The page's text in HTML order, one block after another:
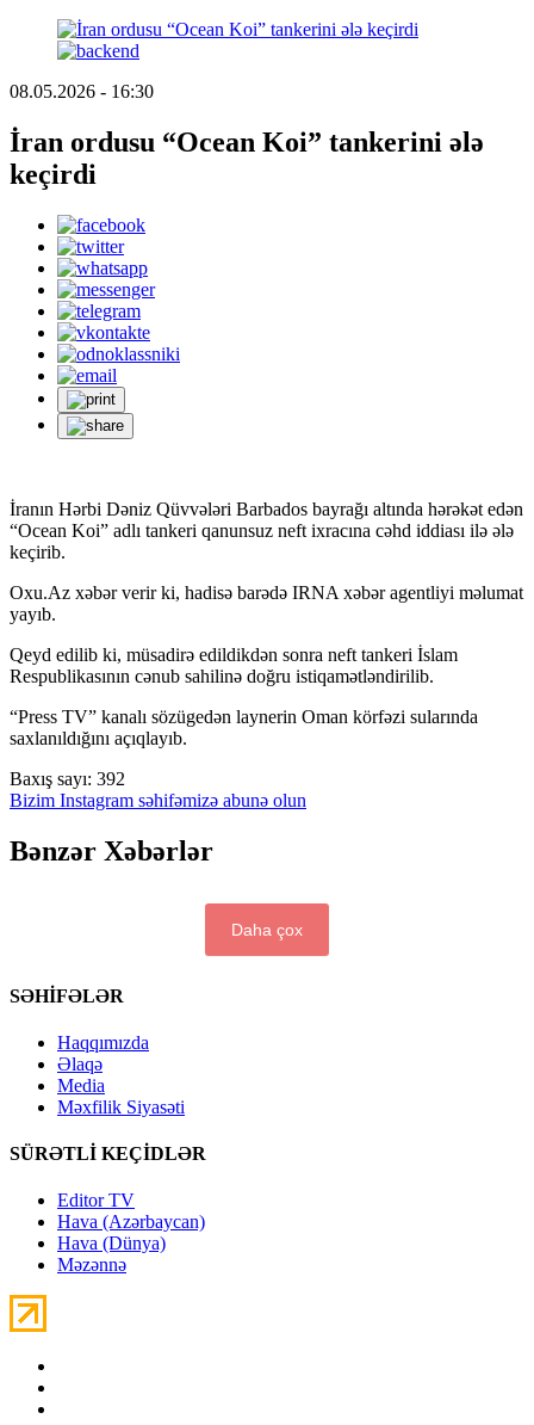
08.05.2026 - 16:30
İran ordusu “Ocean Koi” tankerini ələ
keçirdi
İranın Hərbi Dəniz Qüvvələri Barbados bayrağı altında hərəkət edən
“Ocean Koi” adlı tankeri qanunsuz neft ixracına cəhd iddiası ilə ələ
keçirib.
Oxu.Az xəbər verir ki, hadisə barədə IRNA xəbər agentliyi məlumat
yayıb.
Qeyd edilib ki, müsadirə edildikdən sonra neft tankeri İslam
Respublikasının cənub sahilinə doğru istiqamətləndirilib.
“Press TV” kanalı sözügedən laynerin Oman körfəzi sularında
saxlanıldığını açıqlayıb.
Baxış sayı: 392
Bizim Instagram səhifəmizə abunə olun
Bənzər Xəbərlər
Daha çox
SƏHİFƏLƏR
Haqqımızda
Əlaqə
Media
Məxfilik Siyasəti
SÜRƏTLİ KEÇİDLƏR
Editor TV
Hava (Azərbaycan)
Hava (Dünya)
Məzənnə